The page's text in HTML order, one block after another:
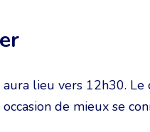
lieu vers 12h30. Le
de mieux se